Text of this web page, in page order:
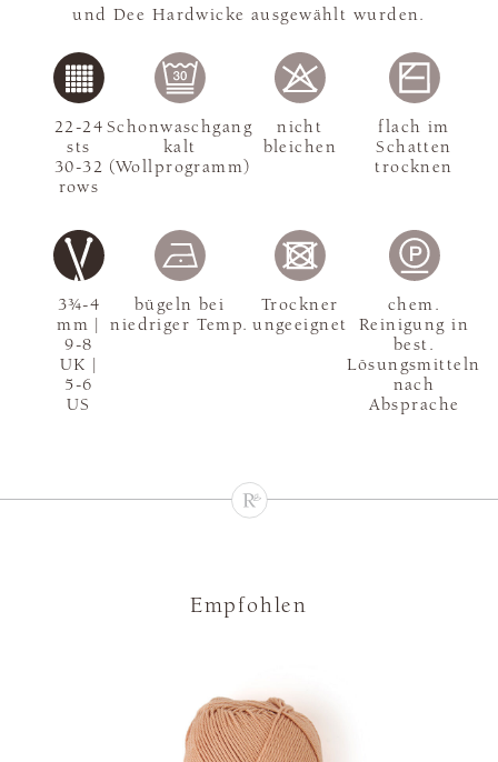
und Dee Hardwicke ausgewählt wurden.
3¾-4
mm |
9-8
UK |
5-6
US
22-24
sts
30-32
rows
Schonwaschgang
kalt
(Wollprogramm)
nicht
bleichen
flach im
Schatten
trocknen
bügeln bei
niedriger Temp.
Trockner
ungeeignet
chem.
Reinigung in
best.
Lösungsmitteln
nach
Absprache
Empfohlen